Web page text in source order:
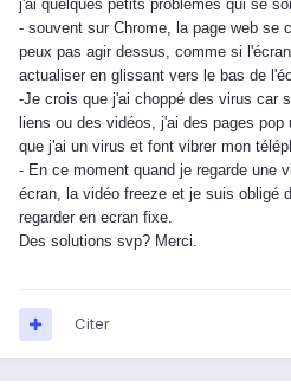
j'ai quelques petits problèmes qui se
- souvent sur Chrome, la page web se
peux pas agir dessus, comme si
actualiser en glissant vers le bas de
-Je crois que j'ai choppé des virus car
liens ou des vidéos, j'ai des pages
que j'ai un virus et font vibrer mon
- En ce moment quand je regarde une
écran, la vidéo freeze et je suis obligé
regarder en ecran fixe.
Des solutions svp? Merci.
Citer